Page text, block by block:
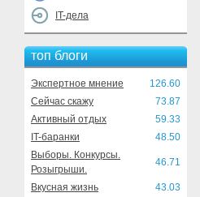
IT-дела
топ блоги
Экспертное мнение
126.60
Сейчас скажу
73.87
Активный отдых
59.33
IT-баранки
48.50
Выборы. Конкурсы.
Розыгрыши.
46.71
Вкусная жизнь
43.03